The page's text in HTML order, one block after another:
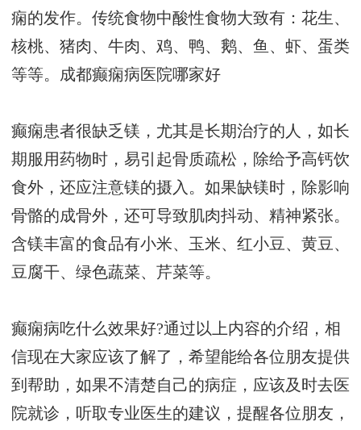
痫的发作。传统食物中酸性食物大致有：花生、
核桃、猪肉、牛肉、鸡、鸭、鹅、鱼、虾、蛋类
等等。 成都癫痫病医院哪家好
癫痫患者很缺乏镁，尤其是长期治疗的人，如长
期服用药物时，易引起骨质疏松，除给予高钙饮
食外，还应注意镁的摄入。如果缺镁时，除影响
骨骼的成骨外，还可导致肌肉抖动、精神紧张。
含镁丰富的食品有小米、玉米、红小豆、黄豆、
豆腐干、绿色蔬菜、芹菜等。
癫痫病吃什么效果好?通过以上内容的介绍，相
信现在大家应该了解了，希望能给各位朋友提供
到帮助，如果不清楚自己的病症，应该及时去医
院就诊，听取专业医生的建议，提醒各位朋友，